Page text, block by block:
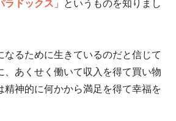
るために生きているのだと信じて
、あくせく働いて収入を得て買い物
精神的に何かから満足を得て幸福を